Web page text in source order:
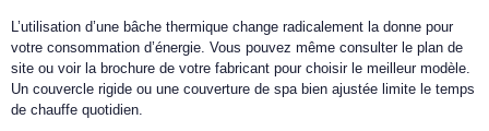
L’utilisation d’une bâche thermique change radicalement la donne pour
votre consommation d’énergie. Vous pouvez même consulter le plan de
site ou voir la brochure de votre fabricant pour choisir le meilleur modèle.
Un couvercle rigide ou une couverture de spa bien ajustée limite le temps
de chauffe quotidien.